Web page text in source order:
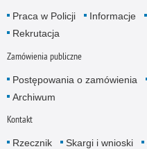
Praca w Policji Informacje
Rekrutacja
Zamówienia publiczne
Postępowania o zamówienia
Archiwum
Kontakt
Rzecznik Skargi i wnioski